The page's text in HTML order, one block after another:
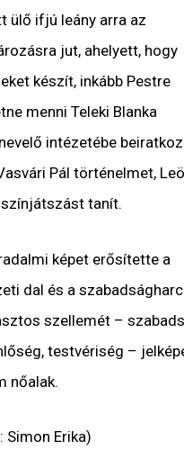
ülő ifjú leány arra az
jut, ahelyett, hogy
készít, inkább Pestre
menni Teleki Blanka
intézetébe
Pál történelmet,
színjátszást tanít.
képet erősítette a
dal és a szabadságharc
szellemét –
testvériség –
nőalak.
Simon Erika)